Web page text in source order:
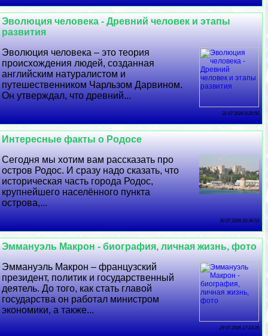
Эволюция человека - Древний человек и этапы
развития
Эволюция человека – это теория
происхождения людей, созданная
английским натуралистом и
путешественником Чарльзом Дарвином.
Он утверждал, что древний...
31 07 2026 8:29:56
Интересные факты о Родосе
Сегодня мы хотим вам рассказать про
остров Родос. И сразу надо сказать, что
историческая часть города Родос,
крупнейшего населённого пункта
острова,...
30 07 2026 20:36:53
Эммануэль Макрон - биография, личная жизнь, фото
Эммануэль Макрон – французский
президент, политик и государственный
деятель. До того, как стать главой
государства он работал министром
экономики, а также...
29 07 2026 17:23:35